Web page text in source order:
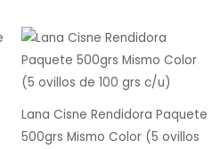
Lana Cisne Rendidora Paquete
500grs Mismo Color (5 ovillos
Rango
de
precios:
desde
$0.00
$14,600.00